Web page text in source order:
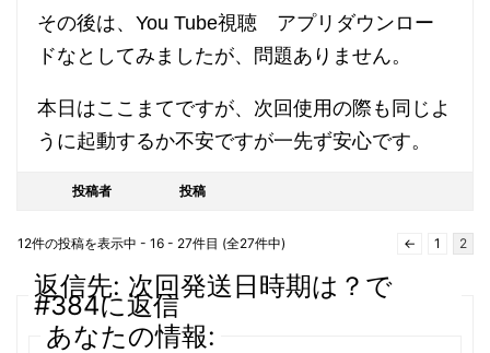
その後は、You Tube視聴 アプリダウンロー
ドなとしてみましたが、問題ありません。
本日はここまてですが、次回使用の際も同じよ
うに起動するか不安ですが一先ず安心です。
投稿者 投稿
12件の投稿を表示中 - 16 - 27件目 (全27件中) ← 1 2
返信先: 次回発送日時期は？で
#384に返信
あなたの情報: